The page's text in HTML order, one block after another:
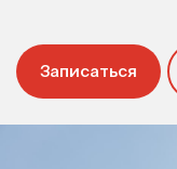
Записаться